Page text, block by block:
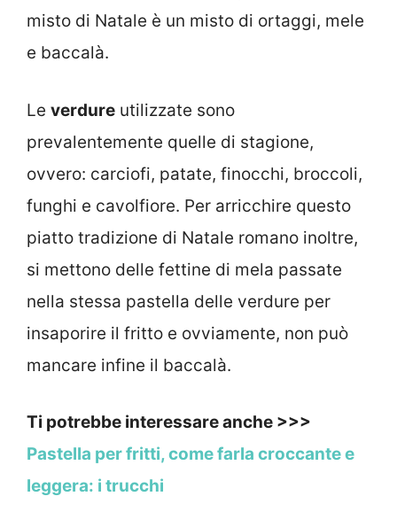
misto di Natale è un misto di ortaggi, mele
e baccalà.
Le verdure utilizzate sono
prevalentemente quelle di stagione,
ovvero: carciofi, patate, finocchi, broccoli,
funghi e cavolfiore. Per arricchire questo
piatto tradizione di Natale romano inoltre,
si mettono delle fettine di mela passate
nella stessa pastella delle verdure per
insaporire il fritto e ovviamente, non può
mancare infine il baccalà.
Ti potrebbe interessare anche >>>
Pastella per fritti, come farla croccante e
leggera: i trucchi